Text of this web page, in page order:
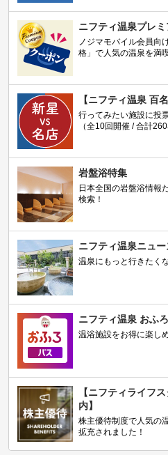
ニフティ温泉プレ
ノジマモバイル会員
格」で人気の温泉を満
【ニフティ温泉 百
行ってみたい施設に投
（全10回開催 / 合計260
岩盤浴特集
日本全国の岩盤浴情報
検索！
ニフティ温泉ニュー
温泉にもっと行きたく
ニフティ温泉 おふ
温浴施設をお得に楽し
【ニフティライフ
内】
株主優待制度で人気の
拡充されました！